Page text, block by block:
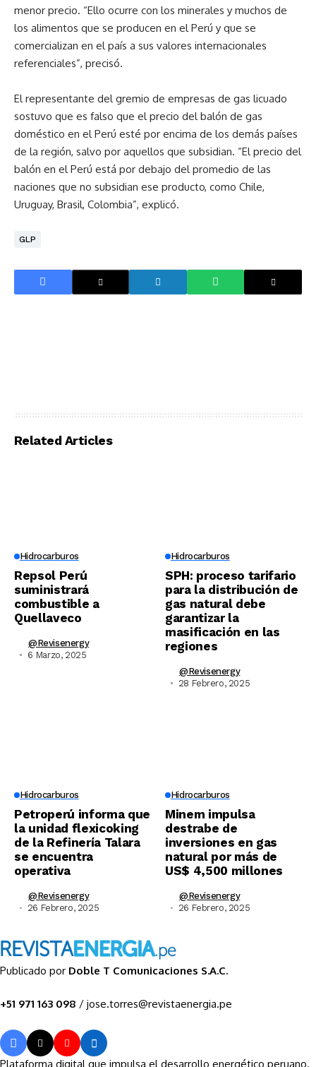
menor precio. “Ello ocurre con los minerales y muchos de
los alimentos que se producen en el Perú y que se
comercializan en el país a sus valores internacionales
referenciales”, precisó.
El representante del gremio de empresas de gas licuado
sostuvo que es falso que el precio del balón de gas
doméstico en el Perú esté por encima de los demás países
de la región, salvo por aquellos que subsidian. “El precio del
balón en el Perú está por debajo del promedio de las
naciones que no subsidian ese producto, como Chile,
Uruguay, Brasil, Colombia”, explicó.
GLP
Related Articles
Hidrocarburos
Repsol Perú
suministrará
combustible a
Quellaveco
@revisenergy
6 Marzo, 2025
Hidrocarburos
SPH: proceso tarifario
para la distribución de
gas natural debe
garantizar la
masificación en las
regiones
@revisenergy
28 Febrero, 2025
Hidrocarburos
Petroperú informa que
la unidad flexicoking
de la Refinería Talara
se encuentra
operativa
@revisenergy
26 Febrero, 2025
Hidrocarburos
Minem impulsa
destrabe de
inversiones en gas
natural por más de
US$ 4,500 millones
@revisenergy
26 Febrero, 2025
Publicado por Doble T Comunicaciones S.A.C.
+51 971 163 098 / jose.torres@revistaenergia.pe
Plataforma digital que impulsa el desarrollo energético peruano.